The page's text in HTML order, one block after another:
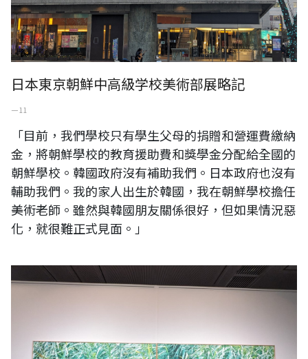
日本東京朝鮮中高級学校美術部展略記
一 11
「目前，我們學校只有學生父母的捐贈和營運費繳納
金，將朝鮮學校的教育援助費和獎學金分配給全國的
朝鮮學校。韓國政府沒有補助我們。日本政府也沒有
輔助我們。我的家人出生於韓國，我在朝鮮學校擔任
美術老師。雖然與韓國朋友關係很好，但如果情況惡
化，就很難正式見面。」
與日本忘年之交 Toshio Yoshizumi於MOMAS收藏展等展觀展略記